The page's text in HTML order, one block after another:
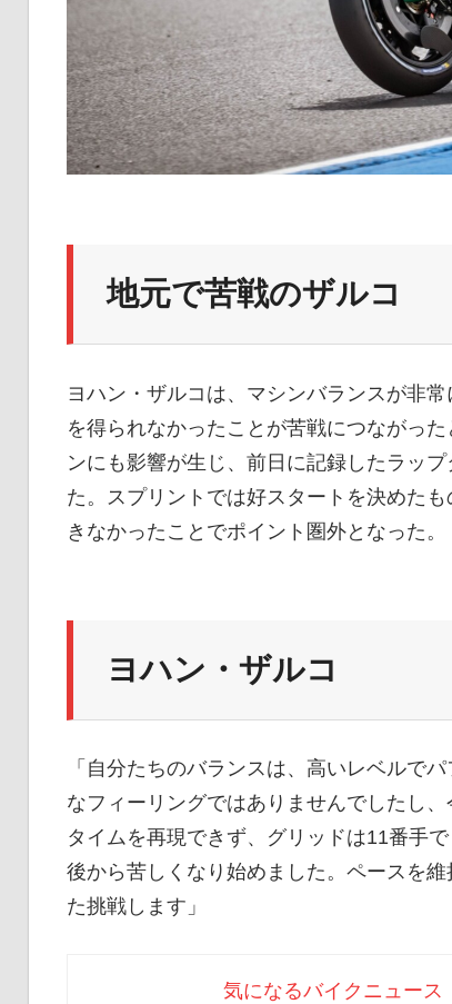
地元で苦戦のザルコ
ヨハン・ザルコは、マシンバランスが非
を得られなかったことが苦戦につながっ
ンにも影響が生じ、前日に記録したラッ
た。スプリントでは好スタートを決めた
きなかったことでポイント圏外となった。
ヨハン・ザルコ
「自分たちのバランスは、高いレベルで
なフィーリングではありませんでしたし
タイムを再現できず、グリッドは11番手
後から苦しくなり始めました。ペースを
た挑戦します」
気になるバイクニュース